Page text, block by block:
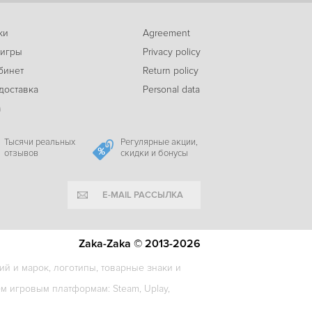
Ebola 317c
Painkiller Hell & Damnation
145
Agreement
Privacy policy
Return policy
Personal data
Тысячи реальных
отзывов
Регулярные акции,
скидки и бонусы
E-MAIL РАССЫЛКА
и марок, логотипы, товарные знаки и
игровым платформам: Steam, Uplay,
Zaka-Zaka © 2013-2026